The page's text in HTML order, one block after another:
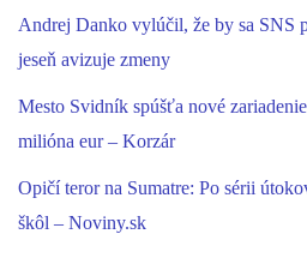
Andrej Danko vylúčil, že by sa SNS
jeseň avizuje zmeny
Mesto Svidník spúšťa nové
milióna eur – Korzár
Opičí teror na Sumatre: Po sérii
škôl – Noviny.sk